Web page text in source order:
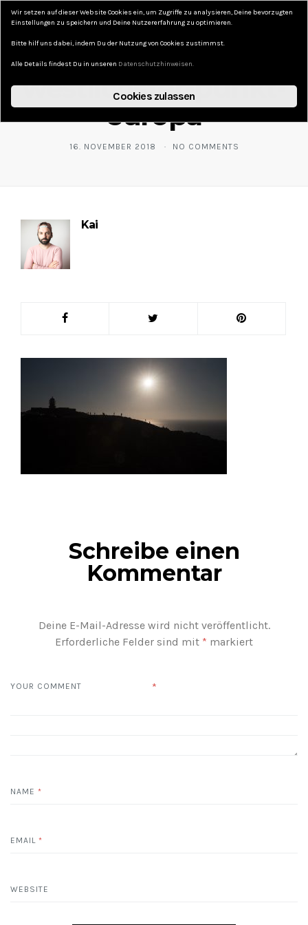
DAS KURZE LEBEN
westlichster-punkt-
europa
16. NOVEMBER 2018 NO COMMENTS
Kai
Schreibe einen
Kommentar
Deine E-Mail-Adresse wird nicht veröffentlicht.
Erforderliche Felder sind mit * markiert
YOUR COMMENT *
NAME *
EMAIL *
WEBSITE
Wir setzen auf dieser Website Cookies ein, um Zugriffe zu analysieren, Deine bevorzugten
Einstellungen zu speichern und Deine Nutzererfahrung zu optimieren.
Bitte hilf uns dabei, indem Du der Nutzung von Cookies zustimmst.
Alle Details findest Du in unseren Datenschutzhinweisen.
Cookies zulassen